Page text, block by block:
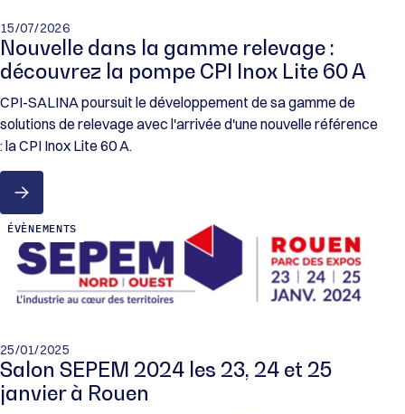
15/07/2026
Nouvelle dans la gamme relevage :
découvrez la pompe CPI Inox Lite 60 A
CPI-SALINA poursuit le développement de sa gamme de
solutions de relevage avec l'arrivée d'une nouvelle référence
: la CPI Inox Lite 60 A.
ÉVÈNEMENTS
25/01/2025
Salon SEPEM 2024 les 23, 24 et 25
janvier à Rouen